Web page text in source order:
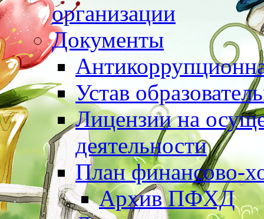
организации
Документы
Устав
Лицензии на
деятельности
План финансово-
Архив ПФХД